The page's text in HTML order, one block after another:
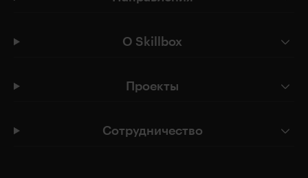
О Skillbox
Проекты
Сотрудничество